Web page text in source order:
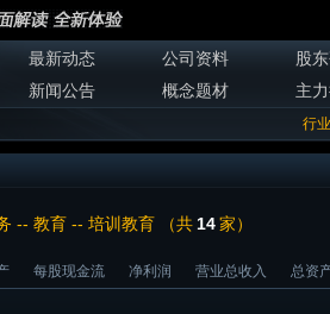
最新动态 公司资料
股
新闻公告
概念题材 主
行
-- 教育 -- 培训教育 （共 14家）
每股现金流 净利润 营业总收入
总资